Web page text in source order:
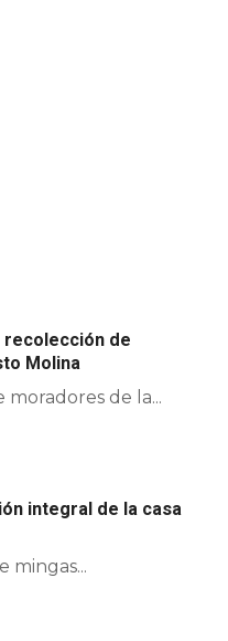
recolección de
Molina
de la...
integral de la casa
mingas...